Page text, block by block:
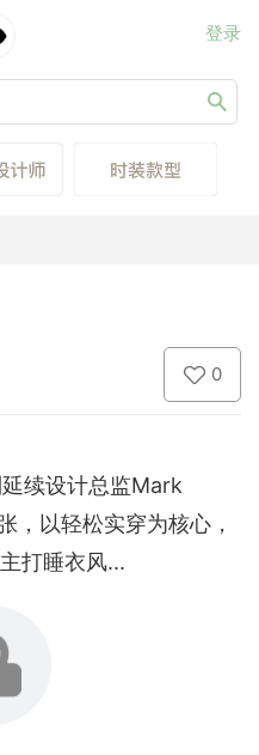
登录
0
续设计总监Mark
，以轻松实穿为核心，
打睡衣风...